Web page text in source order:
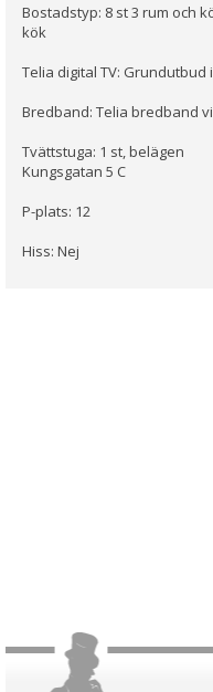
Bostadstyp: 8 st 3 rum och
kök
Telia digital TV: Grundutbud
Bredband: Telia bredband
Tvättstuga: 1 st, belägen
Kungsgatan 5 C
P-plats: 12
Hiss: Nej